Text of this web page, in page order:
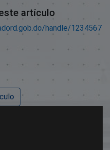
artículo
handle/1234567